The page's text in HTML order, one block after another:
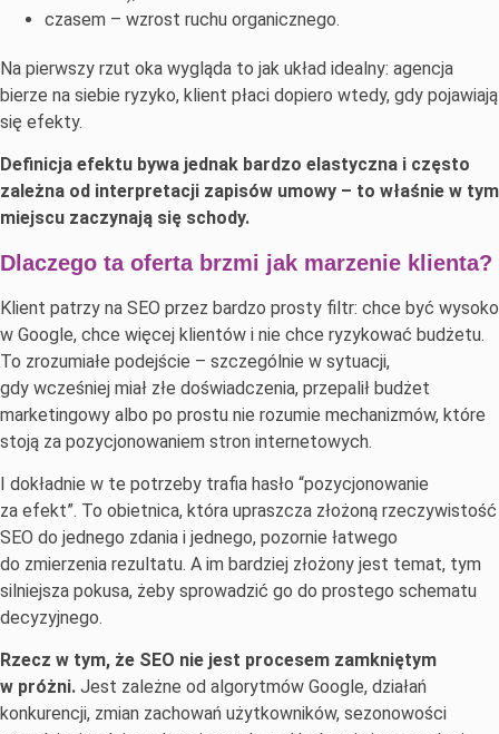
czasem – wzrost ruchu organicznego.
Na pierwszy rzut oka wygląda to jak układ idealny: agencja
bierze na siebie ryzyko, klient płaci dopiero wtedy, gdy pojawiają
się efekty.
Definicja efektu bywa jednak bardzo elastyczna i często
zależna od interpretacji zapisów umowy – to właśnie w tym
miejscu zaczynają się schody.
Dlaczego ta oferta brzmi jak marzenie klienta?
Klient patrzy na SEO przez bardzo prosty filtr: chce być wysoko
w Google, chce więcej klientów i nie chce ryzykować budżetu.
To zrozumiałe podejście – szczególnie w sytuacji,
gdy wcześniej miał złe doświadczenia, przepalił budżet
marketingowy albo po prostu nie rozumie mechanizmów, które
stoją za pozycjonowaniem stron internetowych.
I dokładnie w te potrzeby trafia hasło “pozycjonowanie
za efekt”. To obietnica, która upraszcza złożoną rzeczywistość
SEO do jednego zdania i jednego, pozornie łatwego
do zmierzenia rezultatu. A im bardziej złożony jest temat, tym
silniejsza pokusa, żeby sprowadzić go do prostego schematu
decyzyjnego.
Rzecz w tym, że SEO nie jest procesem zamkniętym
w próżni. Jest zależne od algorytmów Google, działań
konkurencji, zmian zachowań użytkowników, sezonowości